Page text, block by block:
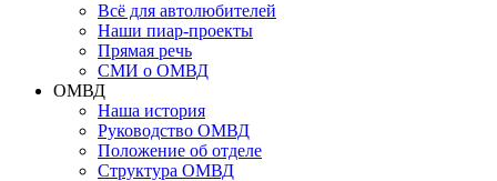
Всё для автолюбителей
Наши пиар-проекты
Прямая речь
СМИ о ОМВД
ОМВД
Наша история
Руководство ОМВД
Положение об отделе
Структура ОМВД